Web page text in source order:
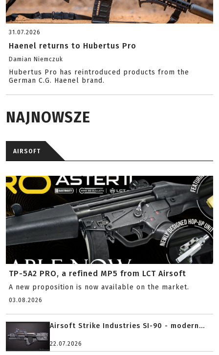
31.07.2026
Haenel returns to Hubertus Pro
Damian Niemczuk
Hubertus Pro has reintroduced products from the
German C.G. Haenel brand.
NAJNOWSZE
AIRSOFT
TP-5A2 PRO, a refined MP5 from LCT Airsoft
A new proposition is now available on the market.
03.08.2026
Airsoft Strike Industries SI-90 - modern...
22.07.2026